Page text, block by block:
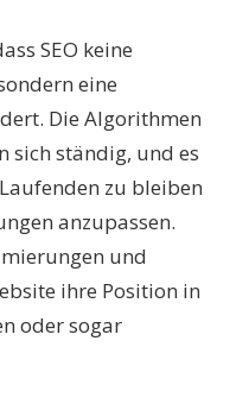
SEO keine
eine
Die Algorithmen
sich ständig, und es
zu bleiben
anzupassen.
und
ihre Position in
oder sogar